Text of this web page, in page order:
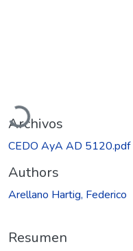
Cargando...
Archivos
CEDO AyA AD 5120.pdf
Authors
Arellano Hartig, Federico
Resumen